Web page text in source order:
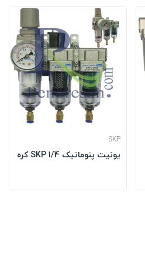
SKP
یونیت پنوماتیک 1/4 SKP کره